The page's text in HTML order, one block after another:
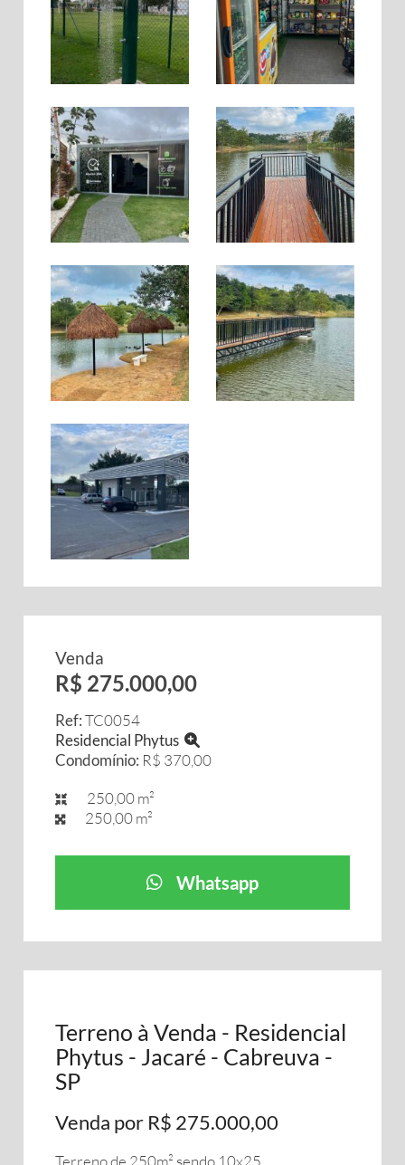
Venda
R$ 275.000,00
Ref:TC0054
Residencial Phytus
Condomínio: R$ 370,00
250,00 m²
250,00 m²
Whatsapp
Terreno à Venda - Residencial
Phytus - Jacaré - Cabreuva -
SP
Venda por R$ 275.000,00
Terreno de 250m² sendo 10x25.